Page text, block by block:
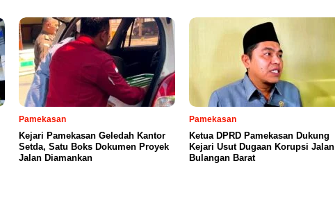
Pamekasan
Kejari Pamekasan Geledah Kantor
Setda, Satu Boks Dokumen Proyek
Jalan Diamankan
Pamekasan
Ketua DPRD Pamekasan Dukung
Kejari Usut Dugaan Korupsi Jalan
Bulangan Barat